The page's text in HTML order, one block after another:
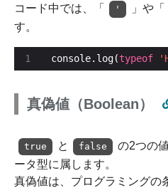
コード中では、「
' 」や「
す。
console.log(typeof
真偽値（Boolean）
true と false
の2つの
ータ型に属します。
真偽値は、プログラミングの